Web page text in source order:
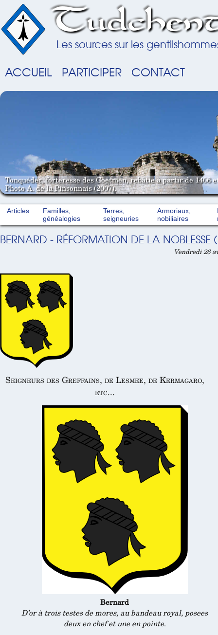
Les sources sur les
ACCUEIL PARTICIPER CONTACT
Tonquédec, forteresse des Coëtmen, rebâtie à partir de 1406
Photo A. de la Pinsonnais (2007).
Articles
Familles,
généalogies
Terres,
seigneuries
Armoriaux,
nobiliaires
BERNARD - RÉFORMATION DE LA NOBLESSE
Vendredi 26
Seigneurs des Greffains, de Lesmee, de Kermagaro,
etc...
Bernard
D’or à trois testes de mores, au bandeau royal, posees
deux en chef et une en pointe.